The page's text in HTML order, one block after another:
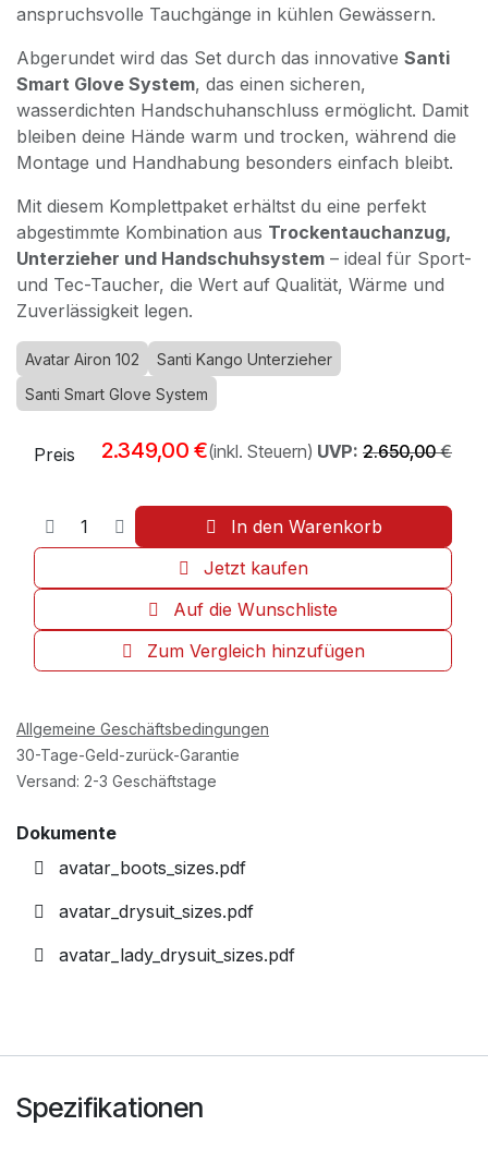
anspruchsvolle Tauchgänge in kühlen Gewässern.
Abgerundet wird das Set durch das innovative Santi
Smart Glove System, das einen sicheren,
wasserdichten Handschuhanschluss ermöglicht. Damit
bleiben deine Hände warm und trocken, während die
Montage und Handhabung besonders einfach bleibt.
Mit diesem Komplettpaket erhältst du eine perfekt
abgestimmte Kombination aus Trockentauchanzug,
Unterzieher und Handschuhsystem – ideal für Sport-
und Tec-Taucher, die Wert auf Qualität, Wärme und
Zuverlässigkeit legen.
Avatar Airon 102
Santi Kango Unterzieher
Santi Smart Glove System
In den Warenkorb
Jetzt kaufen
Zum Vergleich hinzufügen
Auf die Wunschliste
Preis 2.349,00 €(inkl. Steuern) UVP: 2.650,00€
Allgemeine Geschäftsbedingungen
30-Tage-Geld-zurück-Garantie
Versand: 2-3 Geschäftstage
Dokumente
avatar_boots_sizes.pdf
avatar_drysuit_sizes.pdf
avatar_lady_drysuit_sizes.pdf
Spezifikationen